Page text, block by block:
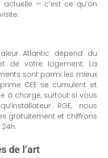
— c’est ce qu’on
Atlantic dépend du
de votre logement. La
sont parmi les mieux
CEE se cumulent et
à charge, surtout si vous
RGE, nous
gratuitement et chiffrons
de l’art